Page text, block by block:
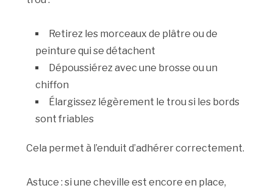
Retirez les morceaux de plâtre ou de
peinture qui se détachent
Dépoussiérez avec une brosse ou un
chiffon
Élargissez légèrement le trou si les bords
sont friables
Cela permet à l’enduit d’adhérer correctement.
Astuce : si une cheville est encore en place,